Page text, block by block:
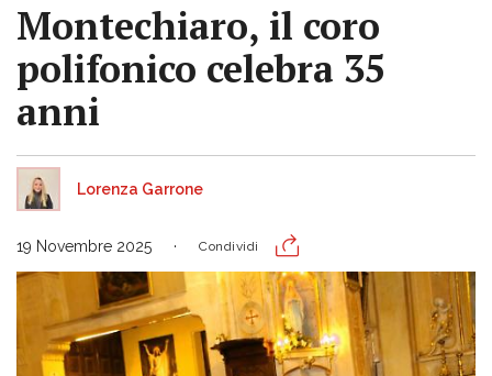
Montechiaro, il coro
polifonico celebra 35
anni
Lorenza Garrone
19 Novembre 2025 Condividi